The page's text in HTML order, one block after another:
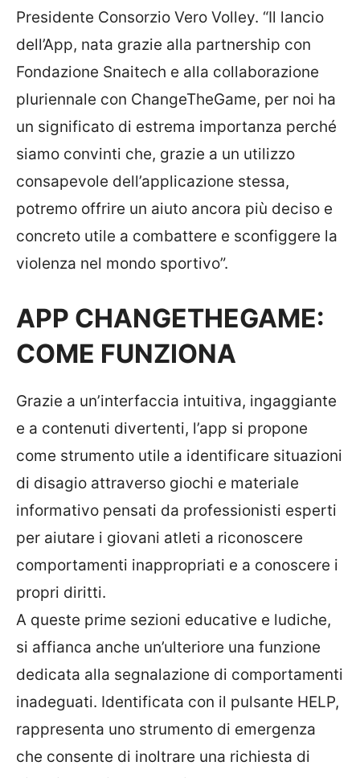
Presidente Consorzio Vero Volley. “Il lancio
dell’App, nata grazie alla partnership con
Fondazione Snaitech e alla collaborazione
pluriennale con ChangeTheGame, per noi ha
un significato di estrema importanza perché
siamo convinti che, grazie a un utilizzo
consapevole dell’applicazione stessa,
potremo offrire un aiuto ancora più deciso e
concreto utile a combattere e sconfiggere la
violenza nel mondo sportivo”.
APP CHANGETHEGAME:
COME FUNZIONA
Grazie a un’interfaccia intuitiva, ingaggiante
e a contenuti divertenti, l’app si propone
come strumento utile a identificare situazioni
di disagio attraverso giochi e materiale
informativo pensati da professionisti esperti
per aiutare i giovani atleti a riconoscere
comportamenti inappropriati e a conoscere i
propri diritti.
A queste prime sezioni educative e ludiche,
si affianca anche un’ulteriore una funzione
dedicata alla segnalazione di comportamenti
inadeguati. Identificata con il pulsante HELP,
rappresenta uno strumento di emergenza
che consente di inoltrare una richiesta di